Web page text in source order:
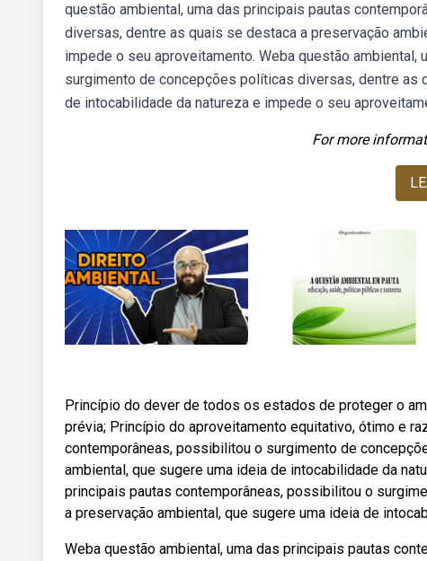
questão ambiental, uma das principais pautas
diversas, dentre as quais se destaca a preservação
impede o seu aproveitamento. Weba questão
surgimento de concepções políticas diversas, dentre as
de intocabilidade da natureza e impede o seu
For more
Princípio do dever de todos os estados de proteger o
prévia; Princípio do aproveitamento equitativo, ótimo e
contemporâneas, possibilitou o surgimento de
ambiental, que sugere uma ideia de intocabilidade da
principais pautas contemporâneas, possibilitou o
a preservação ambiental, que sugere uma ideia de
Web a questão ambiental, uma das principais pautas